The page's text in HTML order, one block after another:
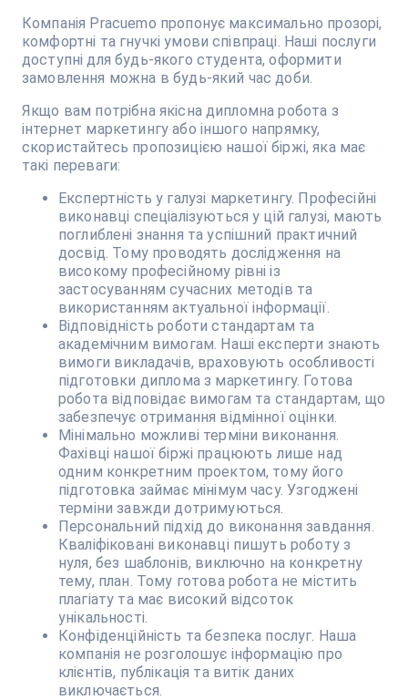
Компанія Pracuemo пропонує максимально прозорі,
комфортні та гнучкі умови співпраці. Наші послуги
доступні для будь-якого студента, оформити
замовлення можна в будь-який час доби.
Якщо вам потрібна якісна дипломна робота з
інтернет маркетингу або іншого напрямку,
скористайтесь пропозицією нашої біржі, яка має
такі переваги:
Експертність у галузі маркетингу. Професійні
виконавці спеціалізуються у цій галузі, мають
поглиблені знання та успішний практичний
досвід. Тому проводять дослідження на
високому професійному рівні із
застосуванням сучасних методів та
використанням актуальної інформації.
Відповідність роботи стандартам та
академічним вимогам. Наші експерти знають
вимоги викладачів, враховують особливості
підготовки диплома з маркетингу. Готова
робота відповідає вимогам та стандартам, що
забезпечує отримання відмінної оцінки.
Мінімально можливі терміни виконання.
Фахівці нашої біржі працюють лише над
одним конкретним проектом, тому його
підготовка займає мінімум часу. Узгоджені
терміни завжди дотримуються.
Персональний підхід до виконання завдання.
Кваліфіковані виконавці пишуть роботу з
нуля, без шаблонів, виключно на конкретну
тему, план. Тому готова робота не містить
плагіату та має високий відсоток
унікальності.
Конфіденційність та безпека послуг. Наша
компанія не розголошує інформацію про
клієнтів, публікація та витік даних
виключається.